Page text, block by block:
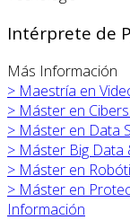
Intérprete de
Más Información
> Maestría en
> Máster en
> Máster en Data
> Máster Big Data
> Máster en
> Máster en
Información